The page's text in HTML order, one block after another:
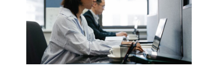
ПО
ИСКУССТВЕННОМУ
ИНТЕЛЛЕКТУ